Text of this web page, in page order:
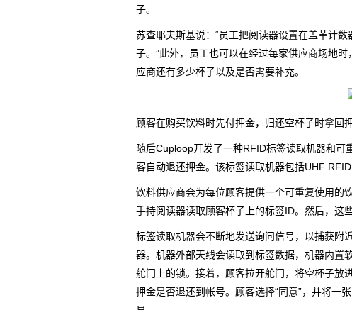
子。
苏查耶夫斯基说：“员工把阅读器设置在盖革计
子。”此外，员工也可以在经过每家供应商场地
应商还有多少杯子以及是否需要补充。
顾客在购买饮料时先付押金，归还空杯子时拿回
随后Cuploop开发了一种RFID标签读取机器和
客自动退还押金。该标签读取机器包括UHF
饮料供应商会为每位顾客提供一个可重复使用的
手持阅读器读取顾客杯子上的标签ID。然后，这
标签读取机器会不断地发送询问信号，以捕获附
器。机器外部天线会读取到标签数据，机器内置
舱门上的锁。接着，顾客拉开舱门，将空杯子放
押金是否退还到帐号。顾客选择“同意”，并将一